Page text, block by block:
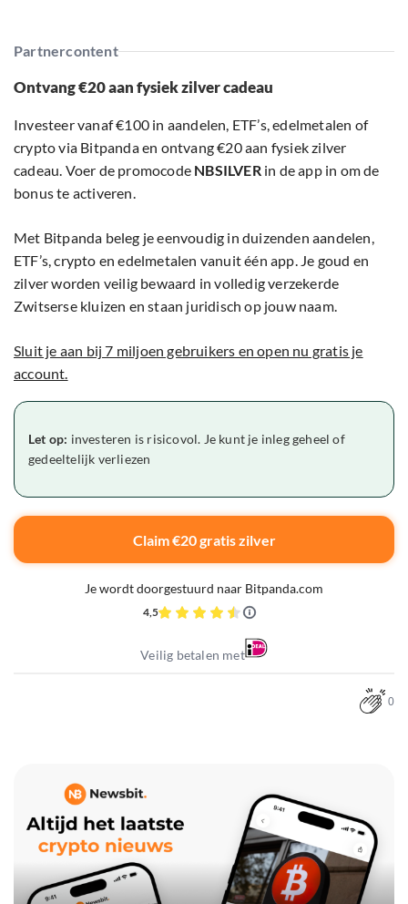
Partnercontent
Ontvang €20 aan fysiek zilver cadeau
Investeer vanaf €100 in aandelen, ETF’s, edelmetalen of
crypto via Bitpanda en ontvang €20 aan fysiek zilver
cadeau. Voer de promocode NBSILVERin de app in om de
bonus te activeren.
Met Bitpanda beleg je eenvoudig in duizenden aandelen,
ETF’s, crypto en edelmetalen vanuit één app. Je goud en
zilver worden veilig bewaard in volledig verzekerde
Zwitserse kluizen en staan juridisch op jouw naam.
Sluit je aan bij 7 miljoen gebruikers en open nu gratis je
account.
Let op: investeren is risicovol. Je kunt je inleg geheel of
gedeeltelijk verliezen
Claim €20 gratis zilver
Je wordt doorgestuurd naar Bitpanda.com
4,5
Veilig betalen met
0